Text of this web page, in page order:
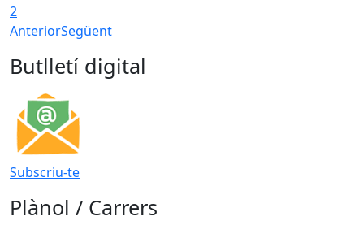
2
AnteriorSegüent
Butlletí digital
Subscriu-te
Plànol / Carrers